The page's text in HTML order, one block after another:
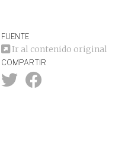
FUENTE
Ir al contenido original
COMPARTIR